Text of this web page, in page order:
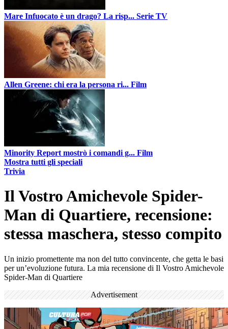
Mare Infuocato è un drago? La risp... Serie TV
Allen Greene: chi era la persona ri... Film
Minority Report mostrò i comandi g... Film
Mostra tutti gli speciali
Trivia
Il Vostro Amichevole Spider-
Man di Quartiere, recensione:
stessa maschera, stesso compito
Un inizio promettente ma non del tutto convincente, che getta le basi
per un’evoluzione futura. La mia recensione di Il Vostro Amichevole
Spider-Man di Quartiere
Advertisement